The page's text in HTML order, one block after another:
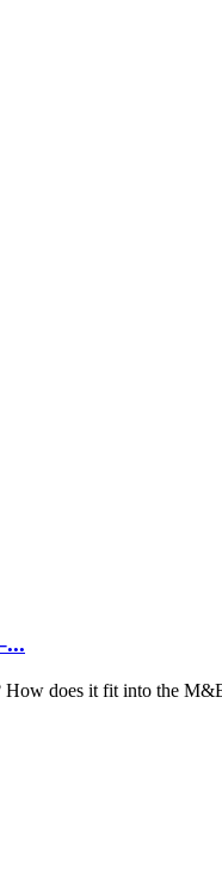
does it fit into the